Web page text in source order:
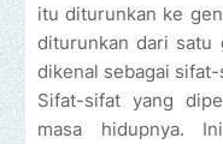
itu diturunkan ke
diturunkan dari satu
dikenal sebagai
Sifat-sifat yang
masa hidupnya.